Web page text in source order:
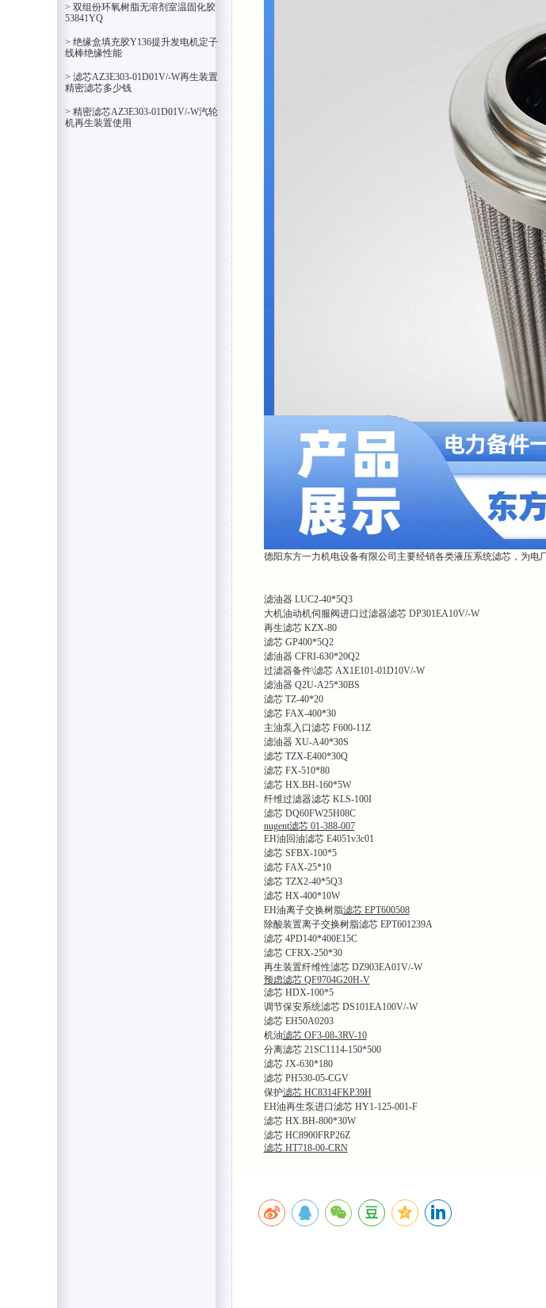
> 双组份环氧树脂无溶剂室温固化胶
53841YQ
> 绝缘盒填充胶Y136提升发电机定子
线棒绝缘性能
> 滤芯AZ3E303-01D01V/-W再生装置
精密滤芯多少钱
> 精密滤芯AZ3E303-01D01V/-W汽轮
机再生装置使用
德阳东方一力机电设备有限公司主要经销各类液压系统滤芯，为
滤油器 LUC2-40*5Q3
大机油动机伺服阀进口过滤器滤芯 DP301EA10V/-W
再生滤芯 KZX-80
滤芯 GP400*5Q2
滤油器 CFRI-630*20Q2
过滤器备件\滤芯 AX1E101-01D10V/-W
滤油器 Q2U-A25*30BS
滤芯 TZ-40*20
滤芯 FAX-400*30
主油泵入口滤芯 F600-11Z
滤油器 XU-A40*30S
滤芯 TZX-E400*30Q
滤芯 FX-510*80
滤芯 HX.BH-160*5W
纤维过滤器滤芯 KLS-100I
滤芯 DQ60FW25H08C
nugent滤芯 01-388-007
EH油回油滤芯 E4051v3c01
滤芯 SFBX-100*5
滤芯 FAX-25*10
滤芯 TZX2-40*5Q3
滤芯 HX-400*10W
EH油离子交换树脂滤芯 EPT600508
除酸装置离子交换树脂滤芯 EPT601239A
滤芯 4PD140*400E15C
滤芯 CFRX-250*30
再生装置纤维性滤芯 DZ903EA01V/-W
预虑滤芯 QF9704G20H-V
滤芯 HDX-100*5
调节保安系统滤芯 DS101EA100V/-W
滤芯 EH50A0203
机油滤芯 OF3-08-3RV-10
分离滤芯 21SC1114-150*500
滤芯 JX-630*180
滤芯 PH530-05-CGV
保护滤芯 HC8314FKP39H
EH油再生泵进口滤芯 HY1-125-001-F
滤芯 HX.BH-800*30W
滤芯 HC8900FRP26Z
滤芯 HT718-00-CRN